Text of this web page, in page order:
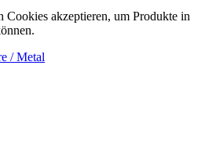
Cookies akzeptieren, um Produkte in
/ Metal